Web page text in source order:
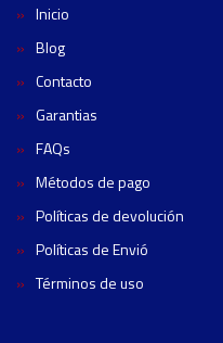
Inicio
Blog
Contacto
Garantias
FAQs
Métodos de pago
Políticas de devolución
Políticas de Envió
Términos de uso